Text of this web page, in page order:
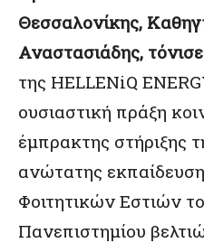
Θεσσαλονίκης,
Αναστασιάδης, τόνισε
της HELLENiQ
ουσιαστική πράξη
έμπρακτης στήριξης
ανώτατης
Φοιτητικών Εστιών
Πανεπιστημίου